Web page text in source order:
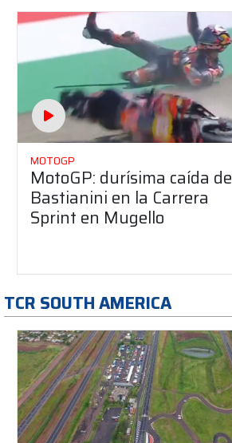
MOTOGP
MotoGP: durísima caída de
Bastianini en la Carrera
Sprint en Mugello
TCR SOUTH AMERICA